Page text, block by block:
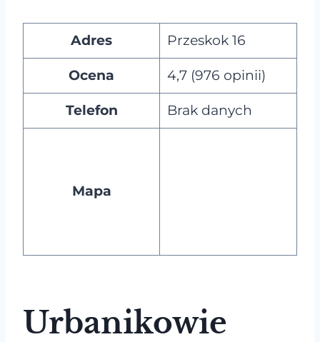
Adres Przeskok 16
Ocena 4,7 (976 opinii)
Telefon Brak danych
Mapa
Urbanikowie